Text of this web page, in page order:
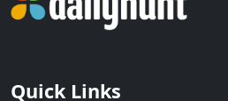
Quick Links